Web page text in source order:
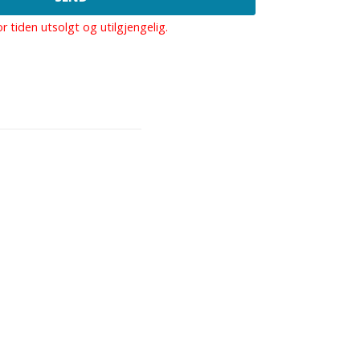
tiden utsolgt og utilgjengelig.